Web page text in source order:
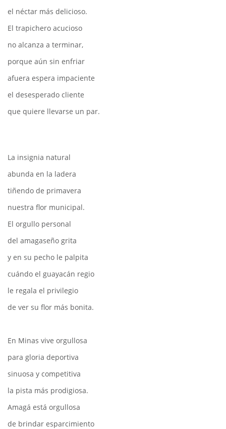
el néctar más delicioso.
El trapichero acucioso
no alcanza a terminar,
porque aún sin enfriar
afuera espera impaciente
el desesperado cliente
que quiere llevarse un par.
La insignia natural
abunda en la ladera
tiñendo de primavera
nuestra flor municipal.
El orgullo personal
del amagaseño grita
y en su pecho le palpita
cuándo el guayacán regio
le regala el privilegio
de ver su flor más bonita.
En Minas vive orgullosa
para gloria deportiva
sinuosa y competitiva
la pista más prodigiosa.
Amagá está orgullosa
de brindar esparcimiento